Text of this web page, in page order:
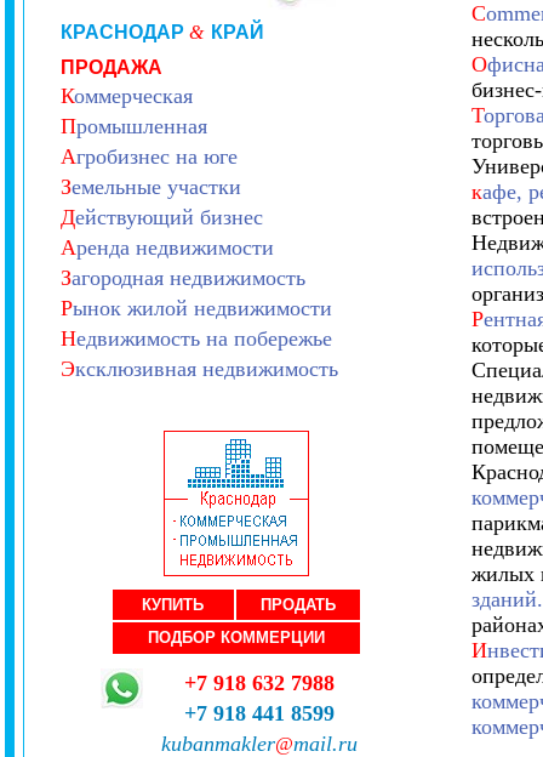
КРАСНОДАР & КРАЙ
ПРОДАЖА
Коммерческая
Промышленная
Агробизнес на юге
Земельные участки
Действующий бизнес
Аренда недвижимости
Загородная недвижимость
Рынок жилой недвижимости
Недвижимость на побережье
Эксклюзивная недвижимость
КУПИТЬ
ПРОДАТЬ
ПОДБОР КОММЕРЦИИ
+7 918 632 7988
+7 918 441 8599
kubanmakler@mail.ru
C
О
Т
кафе,
Р
жилых
зданий.
И